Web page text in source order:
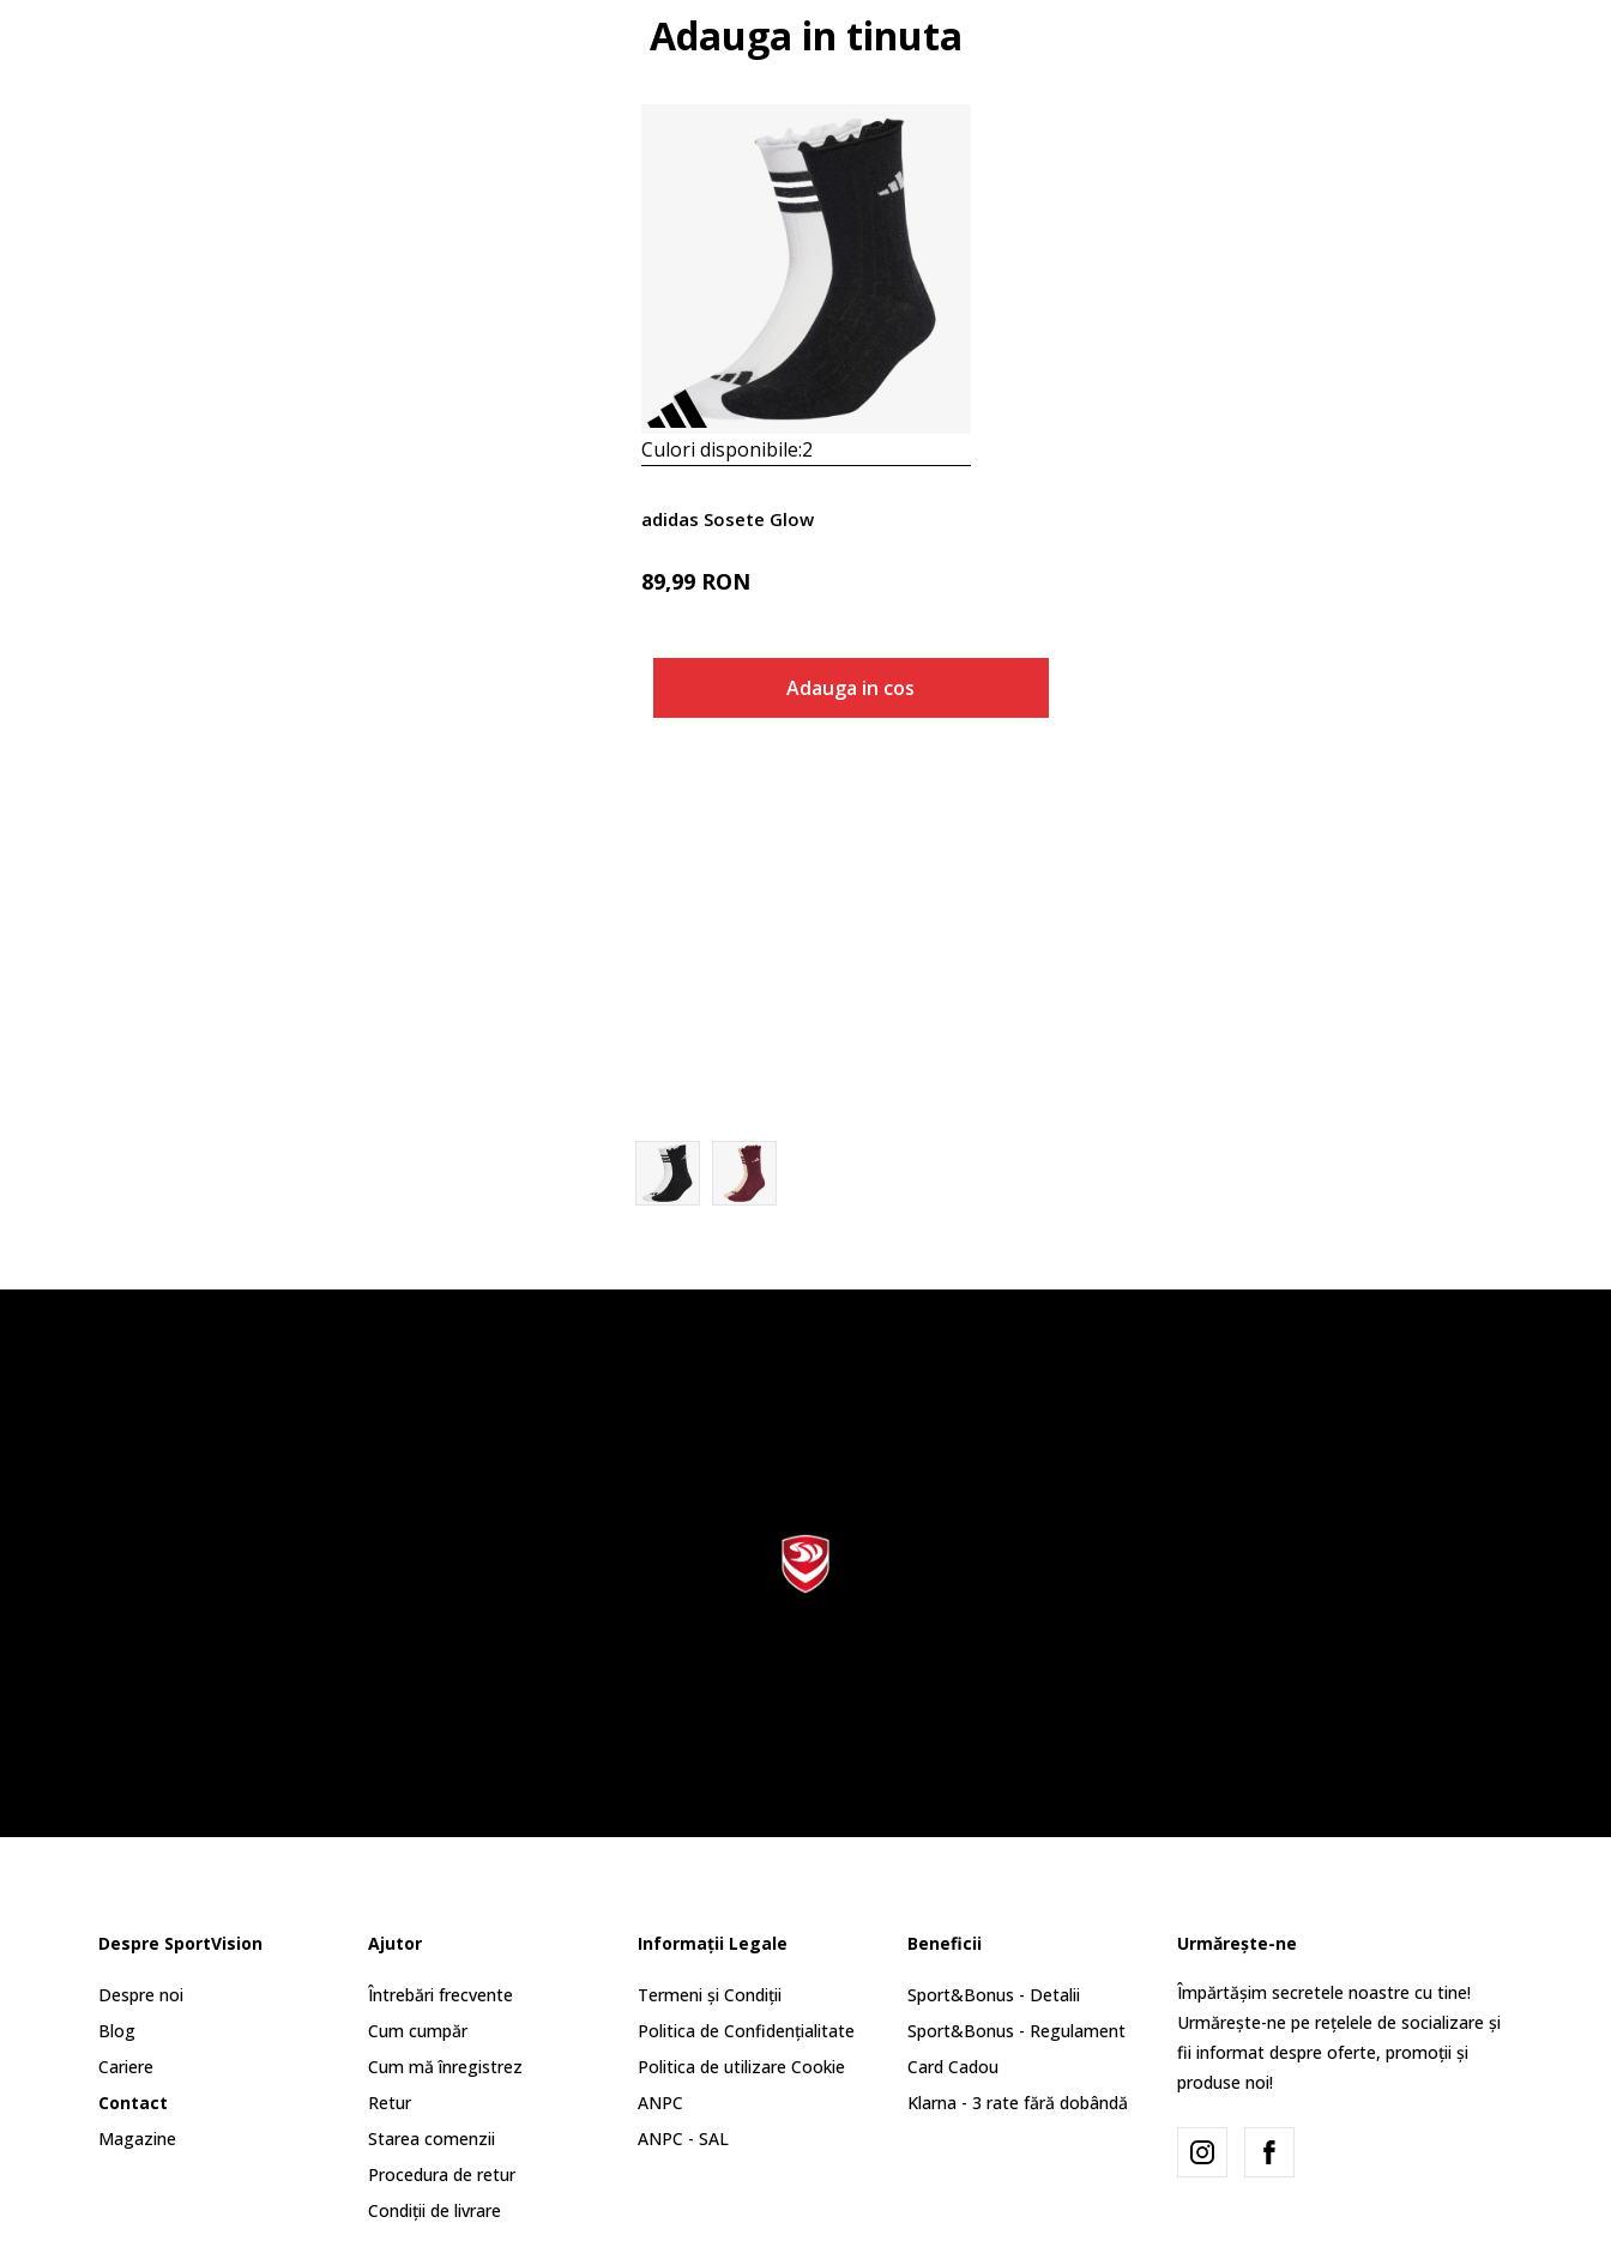
Adauga in tinuta
Culori disponibile:2
adidas Sosete Glow
89,99 RON
Adauga in cos
Despre SportVision
Despre noi
Blog
Cariere
Contact
Magazine
Ajutor
Întrebări frecvente
Cum cumpăr
Cum mă înregistrez
Retur
Starea comenzii
Procedura de retur
Condiții de livrare
Informații Legale
Termeni și Condiții
Politica de Confidențialitate
Politica de utilizare Cookie
ANPC
ANPC - SAL
Beneficii
Sport&Bonus - Detalii
Sport&Bonus - Regulament
Card Cadou
Klarna - 3 rate fără dobândă
Urmărește-ne
Împărtășim secretele noastre cu tine!
Urmărește-ne pe rețelele de socializare și
fii informat despre oferte, promoții și
produse noi!